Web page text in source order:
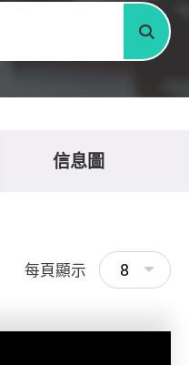
搜尋
信息圖
每頁顯示 8